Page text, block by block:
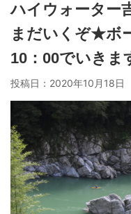
ハイウォーター
まだいくぞ★ボ
10：00でいき
投稿日： 2020年10月18日